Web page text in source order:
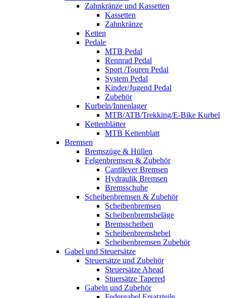
Zahnkränze und Kassetten
Kassetten
Zahnkränze
Ketten
Pedale
MTB Pedal
Rennrad Pedal
Sport /Touren Pedal
System Pedal
Kinder/Jugend Pedal
Zubehör
Kurbeln/Innenlager
MTB/ATB/Trekking/E-Bike Kurbel
Kettenblätter
MTB Kettenblatt
Bremsen
Bremszüge & Hüllen
Felgenbremsen & Zubehör
Cantilever Bremsen
Hydraulik Bremsen
Bremsschuhe
Scheibenbremsen & Zubehör
Scheibenbremsen
Scheibenbremsbeläge
Bremsscheiben
Scheibenbremshebel
Scheibenbremsen Zubehör
Gabel und Steuersätze
Steuersätze und Zubehör
Steuersätze Ahead
Stuersätze Tapered
Gabeln und Zubehör